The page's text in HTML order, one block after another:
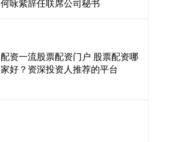
何咏紫辞任联席公司秘书
配资一流股票配资门户 股票配资哪
家好？资深投资人推荐的平台